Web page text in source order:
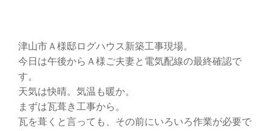
津山市Ａ様邸ログハウス新築工事現場。
今日は午後からＡ様ご夫妻と電気配線の最終確認で
す。
天気は快晴。気温も暖か。
まずは瓦葺き工事から。
瓦を葺くと言っても、その前にいろいろ作業が必要で